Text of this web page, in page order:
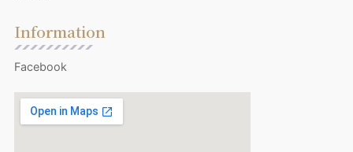
Information
Facebook